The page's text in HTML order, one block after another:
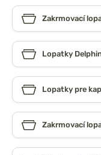
Zakrmovací
Lopatky
Lopatky pre
Zakrmovací